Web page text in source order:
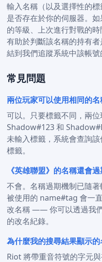
輸入名稱（以及選擇性的
是否存在於你的伺服器。
的等級、上次進行對戰的
有助於判斷該名稱的持有
結到我們追蹤系統中該帳號
常見問題
兩位玩家可以使用相同的名
可以。只要標籤不同，兩
Shadow#123 和
未輸入標籤，系統會查詢
標籤。
《英雄聯盟》的名稱還會過
不會。名稱過期機制已隨
被使用的 name#tag 會一
改名稱 —— 你可以透過我
的改名紀錄。
為什麼我的搜尋結果顯示
Riot 將帶重音符號的字元